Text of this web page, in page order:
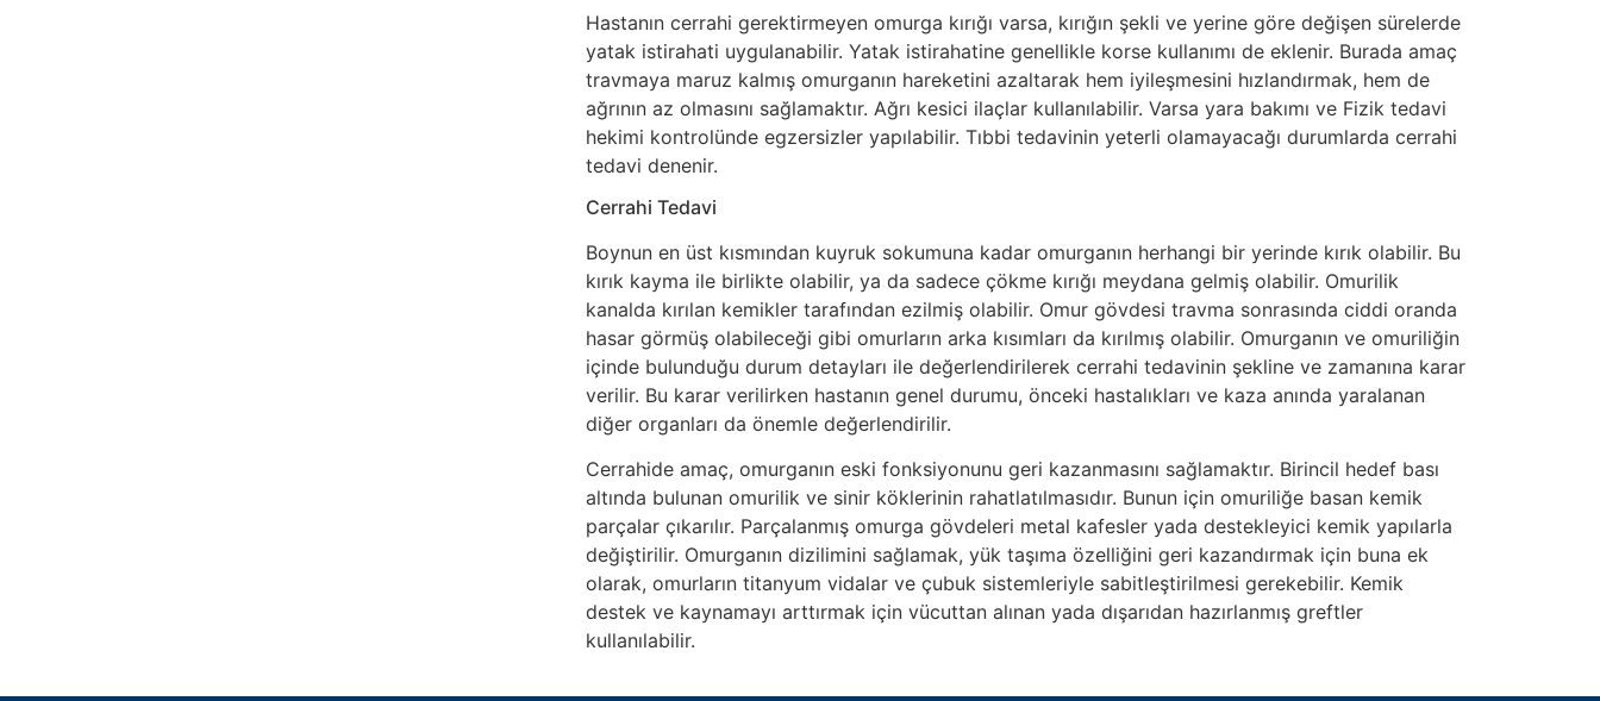
Hastanın cerrahi gerektirmeyen omurga kırığı varsa, kırığın şekli ve yerine göre değişen sürelerde
yatak istirahati uygulanabilir. Yatak istirahatine genellikle korse kullanımı de eklenir. Burada amaç
travmaya maruz kalmış omurganın hareketini azaltarak hem iyileşmesini hızlandırmak, hem de
ağrının az olmasını sağlamaktır. Ağrı kesici ilaçlar kullanılabilir. Varsa yara bakımı ve Fizik tedavi
hekimi kontrolünde egzersizler yapılabilir. Tıbbi tedavinin yeterli olamayacağı durumlarda cerrahi
tedavi denenir.
Cerrahi Tedavi
Boynun en üst kısmından kuyruk sokumuna kadar omurganın herhangi bir yerinde kırık olabilir. Bu
kırık kayma ile birlikte olabilir, ya da sadece çökme kırığı meydana gelmiş olabilir. Omurilik
kanalda kırılan kemikler tarafından ezilmiş olabilir. Omur gövdesi travma sonrasında ciddi oranda
hasar görmüş olabileceği gibi omurların arka kısımları da kırılmış olabilir. Omurganın ve omuriliğin
içinde bulunduğu durum detayları ile değerlendirilerek cerrahi tedavinin şekline ve zamanına karar
verilir. Bu karar verilirken hastanın genel durumu, önceki hastalıkları ve kaza anında yaralanan
diğer organları da önemle değerlendirilir.
Cerrahide amaç, omurganın eski fonksiyonunu geri kazanmasını sağlamaktır. Birincil hedef bası
altında bulunan omurilik ve sinir köklerinin rahatlatılmasıdır. Bunun için omuriliğe basan kemik
parçalar çıkarılır. Parçalanmış omurga gövdeleri metal kafesler yada destekleyici kemik yapılarla
değiştirilir. Omurganın dizilimini sağlamak, yük taşıma özelliğini geri kazandırmak için buna ek
olarak, omurların titanyum vidalar ve çubuk sistemleriyle sabitleştirilmesi gerekebilir. Kemik
destek ve kaynamayı arttırmak için vücuttan alınan yada dışarıdan hazırlanmış greftler
kullanılabilir.